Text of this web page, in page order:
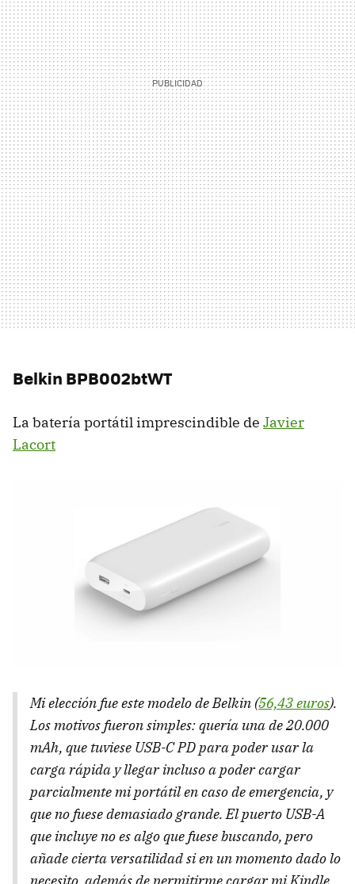
Belkin BPB002btWT
La batería portátil imprescindible de Javier
Lacort
Mi elección fue este modelo de Belkin (56,43 euros).
Los motivos fueron simples: quería una de 20.000
mAh, que tuviese USB-C PD para poder usar la
carga rápida y llegar incluso a poder cargar
parcialmente mi portátil en caso de emergencia, y
que no fuese demasiado grande. El puerto USB-A
que incluye no es algo que fuese buscando, pero
añade cierta versatilidad si en un momento dado lo